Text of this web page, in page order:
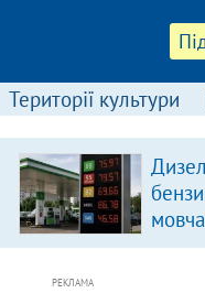
Території культури
РЕКЛАМА